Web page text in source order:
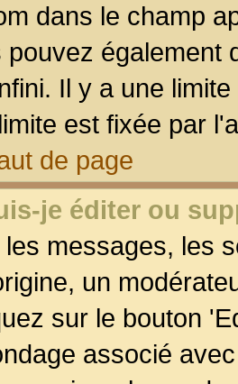
dans le champ
pouvez également
Il y a une
est fixée par
de page
je éditer ou
messages, les
un
sur le bouton
associé